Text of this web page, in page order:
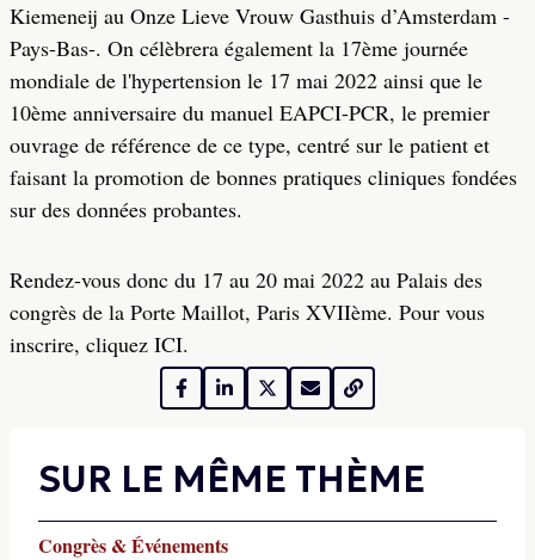
Kiemeneij au Onze Lieve Vrouw Gasthuis d’Amsterdam -
Pays-Bas-. On célèbrera également la 17ème journée
mondiale de l'hypertension le 17 mai 2022 ainsi que le
10ème anniversaire du manuel EAPCI-PCR, le premier
ouvrage de référence de ce type, centré sur le patient et
faisant la promotion de bonnes pratiques cliniques fondées
sur des données probantes.
Rendez-vous donc du 17 au 20 mai 2022 au Palais des
congrès de la Porte Maillot, Paris XVIIème. Pour vous
inscrire, cliquez ICI.
SUR LE MÊME THÈME
Congrès & Événements